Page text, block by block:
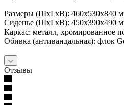
Размеры (ШхГхВ): 460х530х840
Сиденье (ШхГхВ): 450х390х490
Каркас: металл, хромированное
Обивка (антивандальная): флок
Отзывы